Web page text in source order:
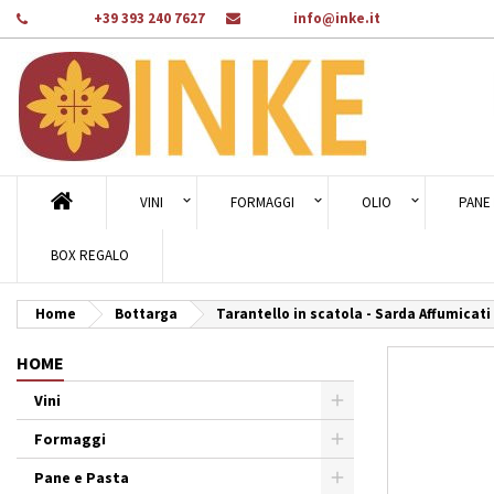
+39 393 240 7627 info@inke.it
VINI FORMAGGI OLIO PANE
BOX REGALO
Home Bottarga Tarantello in scatola - Sarda Affumicati
HOME
Vini
Formaggi
Pane e Pasta